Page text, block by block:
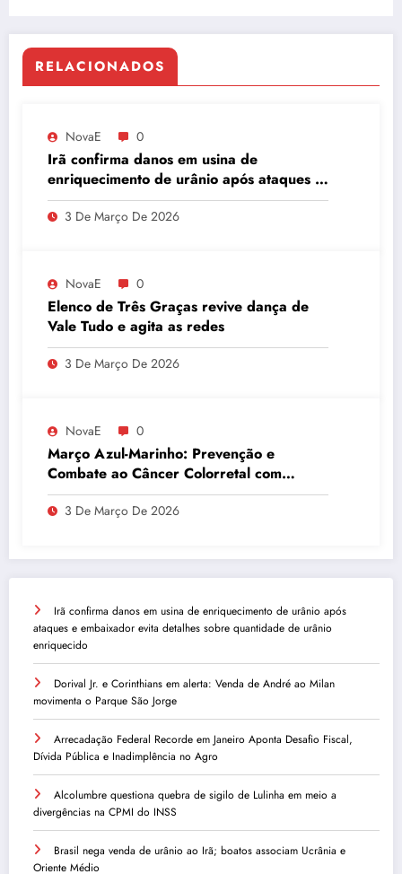
RELACIONADOS
NovaE 0
Irã confirma danos em usina de
enriquecimento de urânio após ataques e
embaixador evita detalhes sobre
quantidade de urânio enriquecido
3 De Março De 2026
NovaE 0
Elenco de Três Graças revive dança de
Vale Tudo e agita as redes
3 De Março De 2026
NovaE 0
Março Azul-Marinho: Prevenção e
Combate ao Câncer Colorretal com
Atividades Físicas
3 De Março De 2026
Irã confirma danos em usina de enriquecimento de urânio após
ataques e embaixador evita detalhes sobre quantidade de urânio
enriquecido
Dorival Jr. e Corinthians em alerta: Venda de André ao Milan
movimenta o Parque São Jorge
Arrecadação Federal Recorde em Janeiro Aponta Desafio Fiscal,
Dívida Pública e Inadimplência no Agro
Alcolumbre questiona quebra de sigilo de Lulinha em meio a
divergências na CPMI do INSS
Brasil nega venda de urânio ao Irã; boatos associam Ucrânia e
Oriente Médio